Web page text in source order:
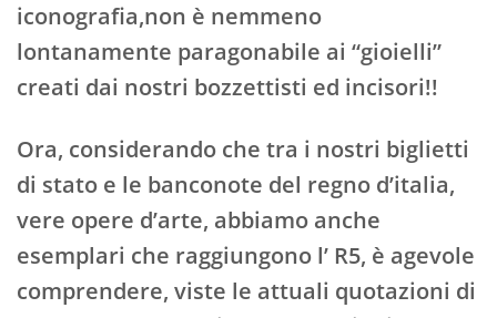
iconografia,non è nemmeno
lontanamente paragonabile ai “gioielli”
creati dai nostri bozzettisti ed incisori!!
Ora, considerando che tra i nostri biglietti
di stato e le banconote del regno d’italia,
vere opere d’arte, abbiamo anche
esemplari che raggiungono l’ R5, è agevole
comprendere, viste le attuali quotazioni di